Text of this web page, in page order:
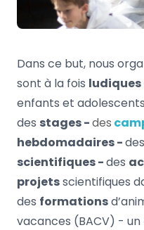
Dans ce but, nous
sont à la fois
enfants et adolescents
des stages -des
hebdomadaires -des
scientifiques -des
projetsscientifiques
des formations
vacances (BACV) - un